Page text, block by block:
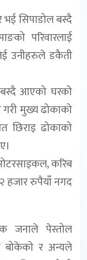
भई सिपाडोल बस्दै
परिवारलाई
उनीहरुले डकैती
बस्दै आएको घरको
गरी मुख्य ढोकाको
छिराइ ढोकाको
करिब
हजार रुपैयाँ नगद
जनाले पेस्तोल
र अन्यले